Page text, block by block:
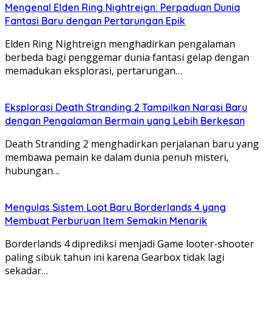
Mengenal Elden Ring Nightreign: Perpaduan Dunia
Fantasi Baru dengan Pertarungan Epik
Elden Ring Nightreign menghadirkan pengalaman
berbeda bagi penggemar dunia fantasi gelap dengan
memadukan eksplorasi, pertarungan…
Eksplorasi Death Stranding 2 Tampilkan Narasi Baru
dengan Pengalaman Bermain yang Lebih Berkesan
Death Stranding 2 menghadirkan perjalanan baru yang
membawa pemain ke dalam dunia penuh misteri,
hubungan…
Mengulas Sistem Loot Baru Borderlands 4 yang
Membuat Perburuan Item Semakin Menarik
Borderlands 4 diprediksi menjadi Game looter-shooter
paling sibuk tahun ini karena Gearbox tidak lagi
sekadar…